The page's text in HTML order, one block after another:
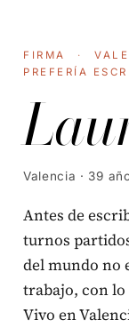
FIRMA ·
PREFERÍA
Valencia · 39
Antes de
turnos
del mundo no
trabajo, con lo
Vivo en